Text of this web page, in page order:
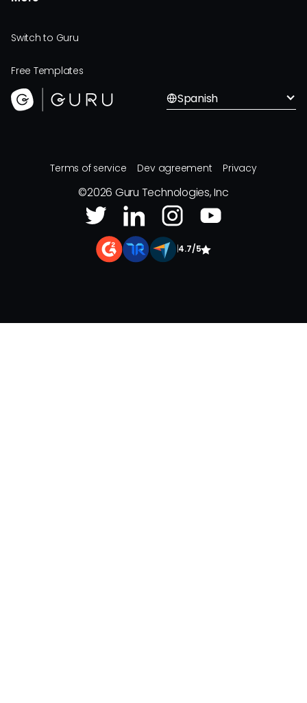
Switch to Guru
Free Templates
Spanish
Terms of service Dev agreement Privacy
©2026 Guru Technologies, Inc
4.7/5